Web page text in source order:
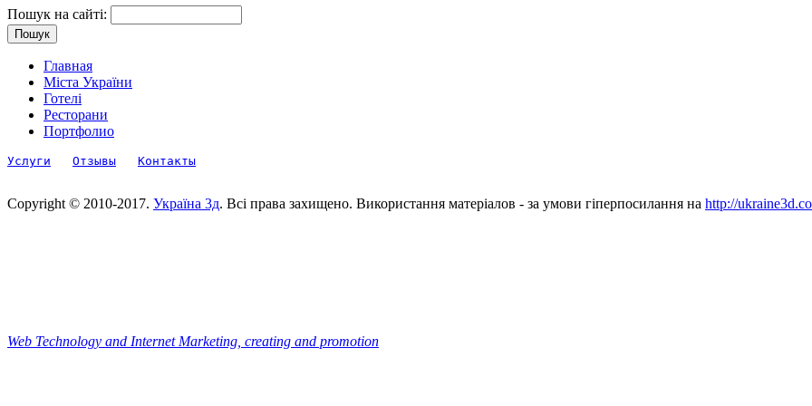
Пошук на сайті:
Главная
Міста України
Готелі
Ресторани
Портфолио
Услуги Отзывы Контакты
Copyright © 2010-2017. Україна 3д. Всі права захищено. Використання матеріалов - за умови гіперпосилання на http://
Web Technology and Internet Marketing, сreating and promotion